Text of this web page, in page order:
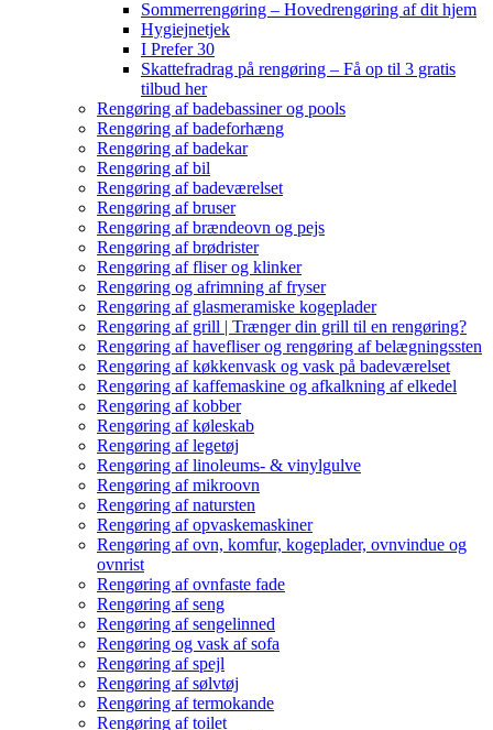
Sommerrengøring – Hovedrengøring af dit hjem
Hygiejnetjek
I Prefer 30
Skattefradrag på rengøring – Få op til 3 gratis
tilbud her
Rengøring af badebassiner og pools
Rengøring af badeforhæng
Rengøring af badekar
Rengøring af bil
Rengøring af badeværelset
Rengøring af bruser
Rengøring af brændeovn og pejs
Rengøring af brødrister
Rengøring af fliser og klinker
Rengøring og afrimning af fryser
Rengøring af glasmeramiske kogeplader
Rengøring af grill | Trænger din grill til en rengøring?
Rengøring af havefliser og rengøring af belægningssten
Rengøring af køkkenvask og vask på badeværelset
Rengøring af kaffemaskine og afkalkning af elkedel
Rengøring af kobber
Rengøring af køleskab
Rengøring af legetøj
Rengøring af linoleums- & vinylgulve
Rengøring af mikroovn
Rengøring af natursten
Rengøring af opvaskemaskiner
Rengøring af ovn, komfur, kogeplader, ovnvindue og
ovnrist
Rengøring af ovnfaste fade
Rengøring af seng
Rengøring af sengelinned
Rengøring og vask af sofa
Rengøring af spejl
Rengøring af sølvtøj
Rengøring af termokande
Rengøring af toilet